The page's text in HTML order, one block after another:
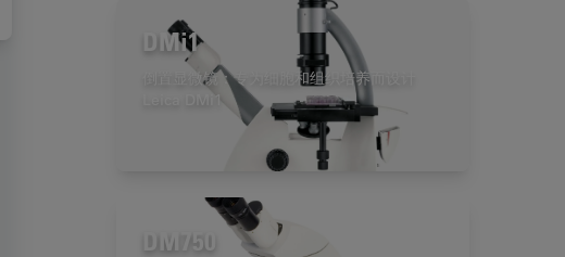
DMi1
倒置显微镜：专为细胞和组织培养而设计
DM750